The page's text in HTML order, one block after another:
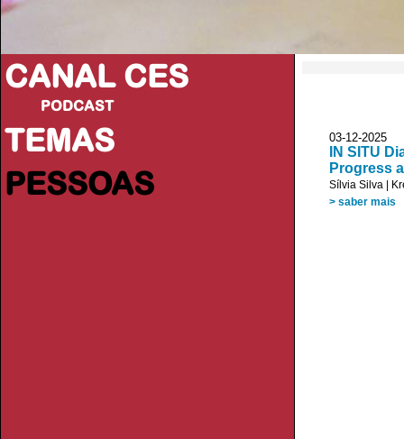
CANAL CES
PODCAST
TEMAS
PESSOAS
03-12-
IN SITU
Progress
Sílvia Silva
> saber mais